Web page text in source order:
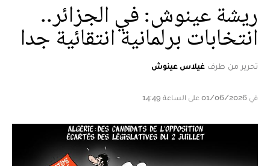
ريشة عينوش: في الجزائر..
انتخابات برلمانية انتقائية جدا
تحرير من طرف غيلاس عينوش
في 01/06/2026 على الساعة 14:49